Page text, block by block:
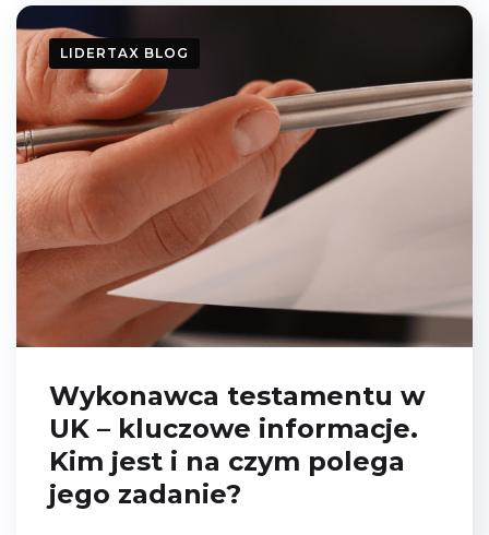
LIDERTAX BLOG
Wykonawca testamentu w
UK – kluczowe informacje.
Kim jest i na czym polega
jego zadanie?